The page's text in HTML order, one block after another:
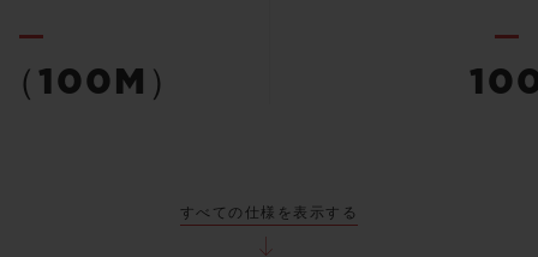
100M）
すべての仕様を表示する